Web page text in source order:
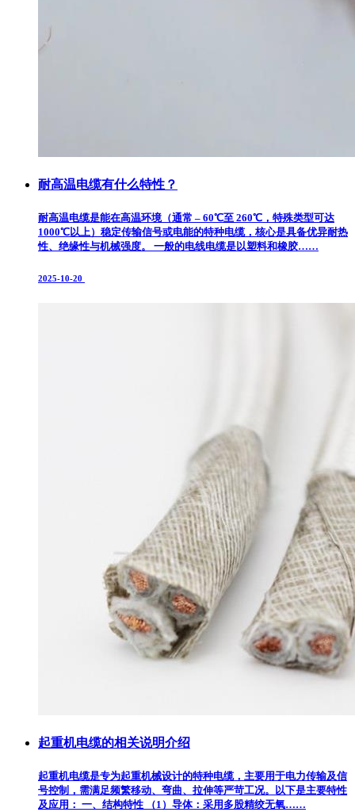
耐高温电缆有什么特性？
耐高温电缆是能在高温环境（通常 – 60℃至 260℃，特殊类型可达
1000℃以上）稳定传输信号或电能的特种电缆，核心是具备优异耐热
性、绝缘性与机械强度。 一般的电线电缆是以塑料和橡胶……
2025-10-20
起重机电缆的相关说明介绍
起重机电缆是专为起重机械设计的特种电缆，主要用于电力传输及信
号控制，需满足频繁移动、弯曲、拉伸等严苛工况。以下是主要特性
及应用： 一、结构特性 （1）导体‌：采用多股精绞无氧……